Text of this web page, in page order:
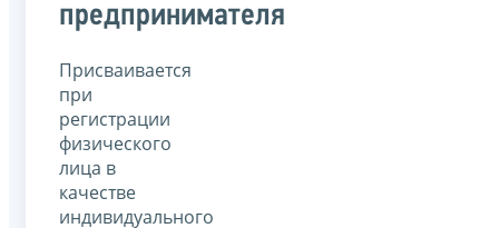
предпринимателя
Присваивается
при
регистрации
физического
лица в
качестве
индивидуального